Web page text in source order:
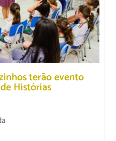
terão evento
Histórias